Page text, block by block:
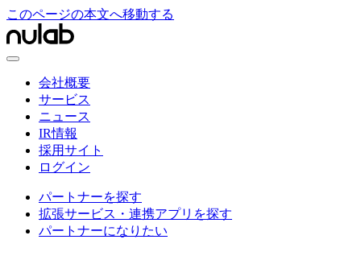
このページの本文へ移動する
会社概要
サービス
ニュース
IR情報
採用サイト
ログイン
パートナーを探す
拡張サービス・連携アプリを探す
パートナーになりたい